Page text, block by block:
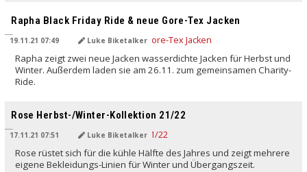
Rapha Black Friday Ride & neue Gore-Tex Jacken
19.11.21 07:49 Luke Biketalker
Rapha zeigt zwei neue Jacken wasserdichte Jacken für Herbst und
Winter. Außerdem laden sie am 26.11. zum gemeinsamen Charity-
Ride.
Rose Herbst-/Winter-Kollektion 21/22
17.11.21 07:51 Luke Biketalker
Rose rüstet sich für die kühle Hälfte des Jahres und zeigt mehrere
eigene Bekleidungs-Linien für Winter und Übergangszeit.